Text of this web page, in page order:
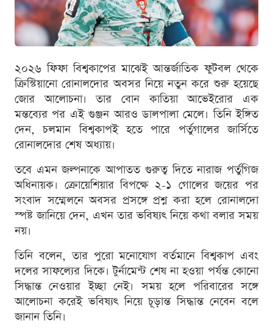
২০২৬ ফিফা বিশ্বকাপের মাঝেই আন্তর্জাতিক ফুটবল থেকে
ক্রিস্টিয়ানো রোনালদোর অবসর নিয়ে নতুন করে শুরু হয়েছে
জোর আলোচনা। তার বোন কাতিয়া আভেইরোর এক
মন্তব্যের পর এই গুঞ্জন আরও ডালপালা মেলে। তিনি ইঙ্গিত
দেন, চলমান বিশ্বকাপই হতে পারে পর্তুগালের জার্সিতে
রোনালদোর শেষ অধ্যায়।
তবে এমন জল্পনাকে আপাতত গুরুত্ব দিতে নারাজ পর্তুগিজ
অধিনায়ক। ক্রোয়েশিয়ার বিপক্ষে ২-১ গোলের জয়ের পর
সংবাদ সম্মেলনে অবসর প্রসঙ্গে প্রশ্ন করা হলে রোনালদো
স্পষ্ট জানিয়ে দেন, এখন তার ভবিষ্যৎ নিয়ে কথা বলার সময়
নয়।
তিনি বলেন, তার পুরো মনোযোগ বর্তমানে বিশ্বকাপ এবং
দলের সাফল্যের দিকে। টুর্নামেন্ট শেষ না হওয়া পর্যন্ত কোনো
সিদ্ধান্ত নেওয়ার ইচ্ছা নেই। সময় হলে পরিবারের সঙ্গে
আলোচনা করেই ভবিষ্যৎ নিয়ে চূড়ান্ত সিদ্ধান্ত নেবেন বলে
জানান তিনি।